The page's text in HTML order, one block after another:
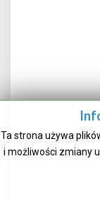
Ta strona używa
i możliwości zmiany